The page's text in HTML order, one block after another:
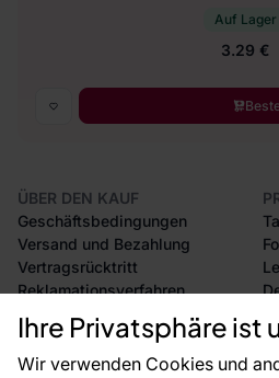
Ihre Privatsphäre ist
Wir verwenden Cookies und
Auf Lager
3.29 €
ÜBER DEN KAUF
Geschäftsbedingungen
Versand und Bezahlung
Vertragsrücktritt
Reklamationsverfahren
Rücksendung von Waren
CE-Zertifizierung
Großhandel